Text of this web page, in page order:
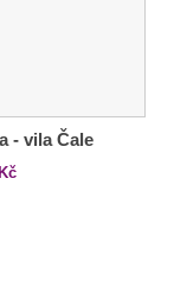
- vila Čale
Kč